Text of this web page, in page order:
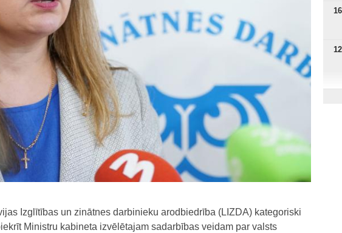
Izglītības un zinātnes darbinieku arodbiedrība (LIZDA) kategoriski
Ministru kabineta izvēlētajam sadarbības veidam par valsts